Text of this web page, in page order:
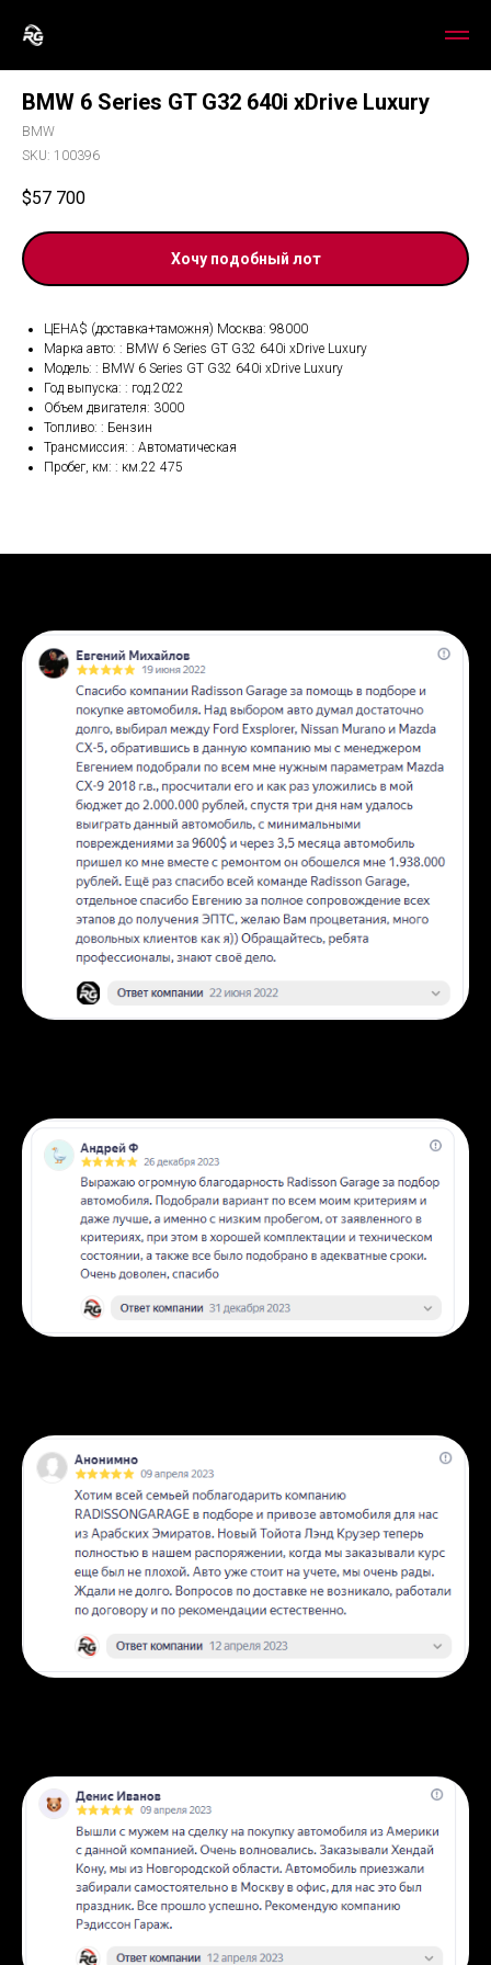
BMW 6 Series GT G32 640i xDrive Luxury
BMW
SKU: 100396
$57 700
Хочу подобный лот
ЦЕНА$ (доставка+таможня) Москва: 98000
Марка авто: : BMW 6 Series GT G32 640i xDrive Luxury
Модель: : BMW 6 Series GT G32 640i xDrive Luxury
Год выпуска: : год.2022
Объем двигателя: 3000
Топливо: : Бензин
Трансмиссия: : Автоматическая
Пробег, км: : км.22 475